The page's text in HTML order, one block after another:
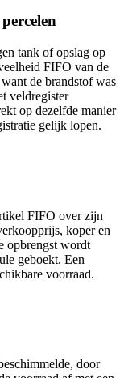
tank of opslag op
FIFO van de
de brandstof was
veldregister
op dezelfde manier
gelijk lopen.
FIFO over zijn
koper en
opbrengst wordt
geboekt. Een
voorraad.
door